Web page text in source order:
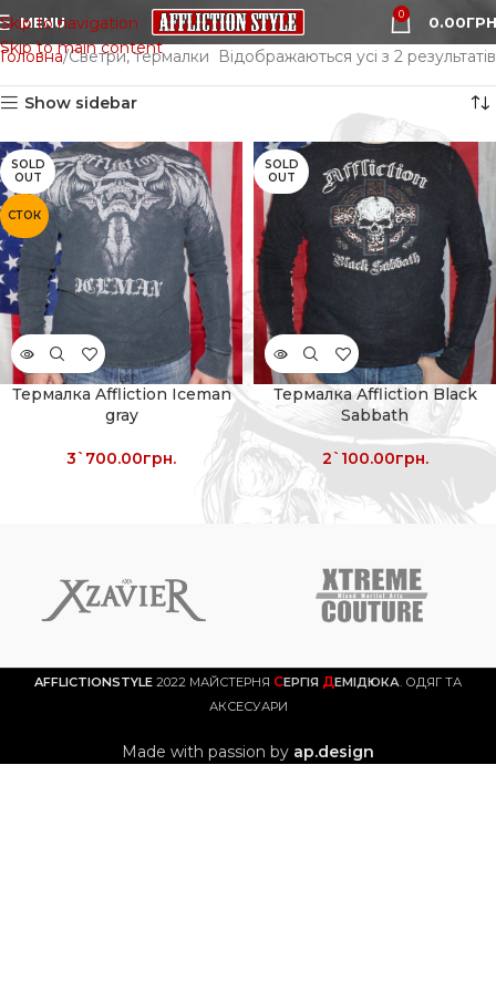
Skip to navigation
Skip to main content
MENU 0 0.00
Головна Светри, термалки Відображаються усі з 2 результатів
Show sidebar
SOLD
OUT
СТОК
Термалка Affliction Iceman
gray
3`700.00грн.
SOLD
OUT
Термалка Affliction Black
Sabbath
2`100.00грн.
AFFLICTIONSTYLE 2022 МАЙСТЕРНЯ СЕРГІЯ ДЕМІДЮКА. ОДЯГ ТА
АКСЕСУАРИ
Made with passion by ap.design